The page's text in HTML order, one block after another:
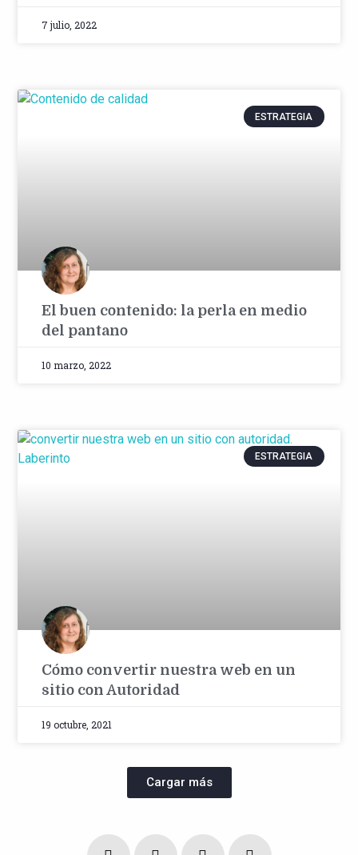
7 julio, 2022
ESTRATEGIA
El buen contenido: la perla en medio
del pantano
10 marzo, 2022
ESTRATEGIA
Cómo convertir nuestra web en un
sitio con Autoridad
19 octubre, 2021
Cargar más